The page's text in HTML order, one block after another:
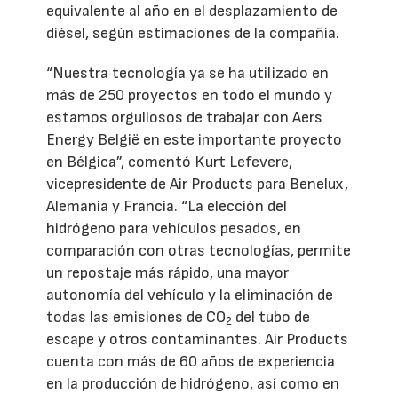
equivalente al año en el desplazamiento de
diésel, según estimaciones de la compañía.
“Nuestra tecnología ya se ha utilizado en
más de 250 proyectos en todo el mundo y
estamos orgullosos de trabajar con Aers
Energy België en este importante proyecto
en Bélgica”, comentó Kurt Lefevere,
vicepresidente de Air Products para Benelux,
Alemania y Francia. “La elección del
hidrógeno para vehículos pesados, en
comparación con otras tecnologías, permite
un repostaje más rápido, una mayor
autonomía del vehículo y la eliminación de
todas las emisiones de CO2 del tubo de
escape y otros contaminantes. Air Products
cuenta con más de 60 años de experiencia
en la producción de hidrógeno, así como en